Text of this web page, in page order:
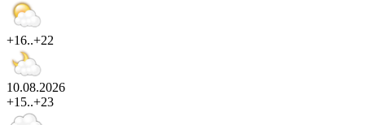
+16..+22
10.08.2026
+15..+23